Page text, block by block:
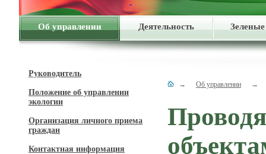
Об управлении Деятельность
Руководитель
Положение об управлении
экологии
Организация личного приема
граждан
Контактная информация
→ Об управлении →